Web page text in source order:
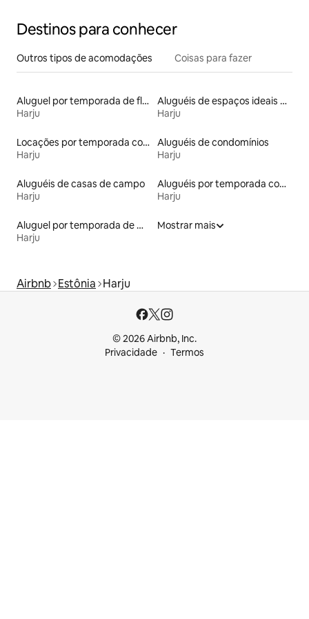
Destinos para conhecer
Outros tipos de acomodações Coisas para fazer
Aluguel por temporada de flats
Harju
Aluguéis de espaços ideais para famílias
Harju
Locações por temporada com piscina
Harju
Aluguéis de condomínios
Harju
Aluguéis de casas de campo
Harju
Aluguéis por temporada com acesso ao lago
Harju
Aluguel por temporada de microcasas
Harju
Mostrar mais
Airbnb Estônia Harju
© 2026 Airbnb, Inc.
Privacidade
Termos